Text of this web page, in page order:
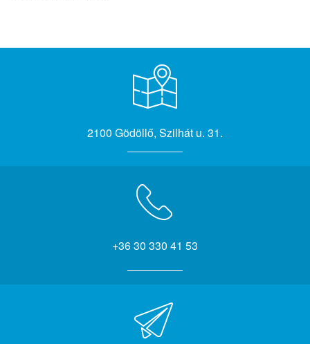
2100 Gödöllő, Szilhát u. 31.
+36 30 330 41 53